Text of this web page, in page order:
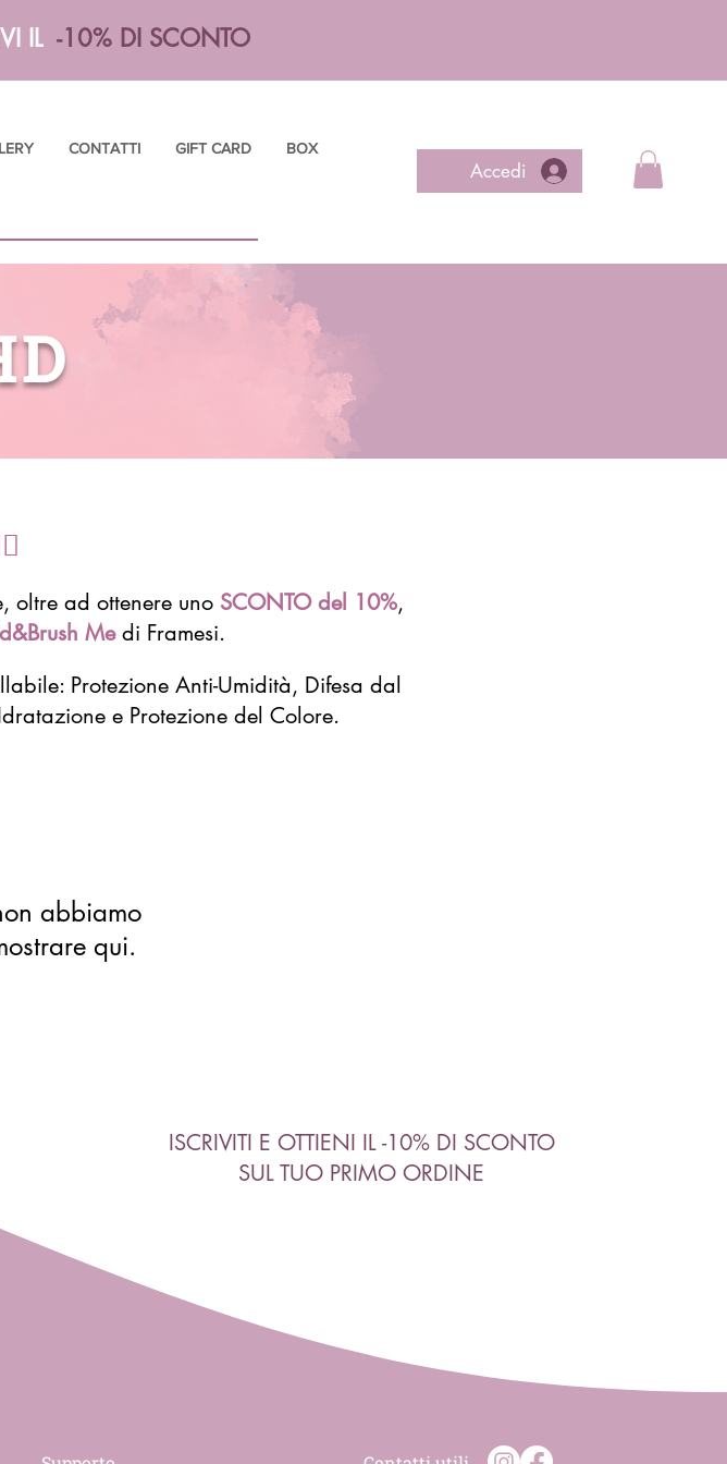
IL -10% DI SCONTO
CONTATTI GIFT CARD BOX
Accedi
oltre ad ottenere uno SCONTO del 10%,
Medi Framesi.
Protezione Anti-Umidità, Difesa dal
e Protezione del Colore.
abbiamo
qui.
ISCRIVITI E OTTIENI IL -10% DI SCONTO
SUL TUO PRIMO ORDINE